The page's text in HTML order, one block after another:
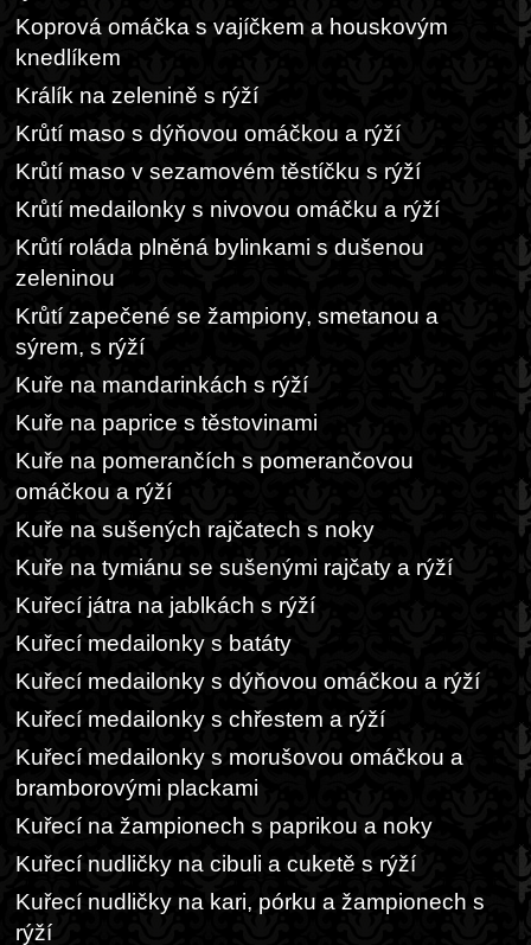
Koprová omáčka s vajíčkem a houskovým
knedlíkem
Králík na zelenině s rýží
Krůtí maso s dýňovou omáčkou a rýží
Krůtí maso v sezamovém těstíčku s rýží
Krůtí medailonky s nivovou omáčku a rýží
Krůtí roláda plněná bylinkami s dušenou
zeleninou
Krůtí zapečené se žampiony, smetanou a
sýrem, s rýží
Kuře na mandarinkách s rýží
Kuře na paprice s těstovinami
Kuře na pomerančích s pomerančovou
omáčkou a rýží
Kuře na sušených rajčatech s noky
Kuře na tymiánu se sušenými rajčaty a rýží
Kuřecí játra na jablkách s rýží
Kuřecí medailonky s batáty
Kuřecí medailonky s dýňovou omáčkou a rýží
Kuřecí medailonky s chřestem a rýží
Kuřecí medailonky s morušovou omáčkou a
bramborovými plackami
Kuřecí na žampionech s paprikou a noky
Kuřecí nudličky na cibuli a cuketě s rýží
Kuřecí nudličky na kari, pórku a žampionech s
rýží